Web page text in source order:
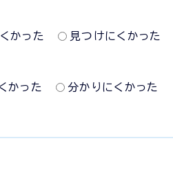
かった 見つけにくかった
かった 分かりにくかった